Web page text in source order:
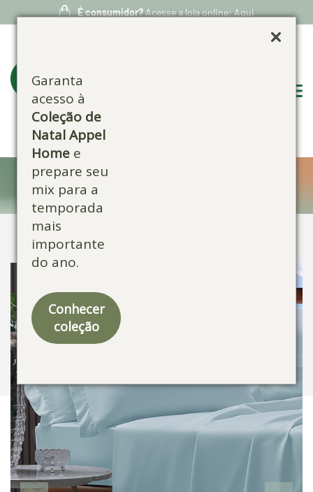
Garanta
acesso à
Coleção de
Natal Appel
Home e
prepare seu
mix para a
temporada
mais
importante
do ano.
Conhecer
coleção
É consumidor?Acesse a loja online: Aqui
Confira nossos produtos: